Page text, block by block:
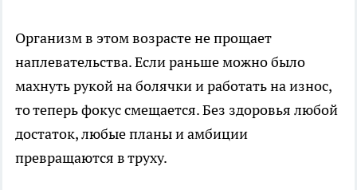
Организм в этом возрасте не прощает
наплевательства. Если раньше можно было
махнуть рукой на болячки и работать на износ,
то теперь фокус смещается. Без здоровья любой
достаток, любые планы и амбиции
превращаются в труху.